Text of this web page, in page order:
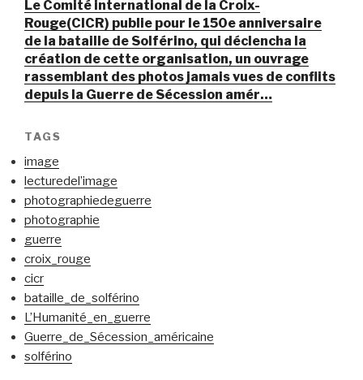
Le Comité international de la Croix-
Rouge(CICR) publie pour le 150e anniversaire
de la bataille de Solférino, qui déclencha la
création de cette organisation, un ouvrage
rassemblant des photos jamais vues de conflits
depuis la Guerre de Sécession amér…
TAGS
image
lecturedel’image
photographiedeguerre
photographie
guerre
croix_rouge
cicr
bataille_de_solférino
L’Humanité_en_guerre
Guerre_de_Sécession_américaine
solférino